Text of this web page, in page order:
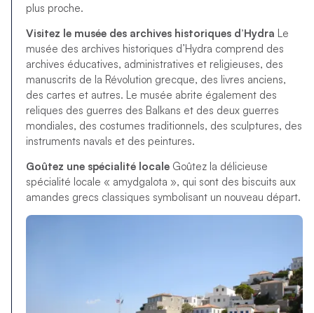
plus proche.
Visitez le musée des archives historiques d’Hydra Le
musée des archives historiques d’Hydra comprend des
archives éducatives, administratives et religieuses, des
manuscrits de la Révolution grecque, des livres anciens,
des cartes et autres. Le musée abrite également des
reliques des guerres des Balkans et des deux guerres
mondiales, des costumes traditionnels, des sculptures, des
instruments navals et des peintures.
Goûtez une spécialité localeGoûtez la délicieuse
spécialité locale « amydgalota », qui sont des biscuits aux
amandes grecs classiques symbolisant un nouveau départ.